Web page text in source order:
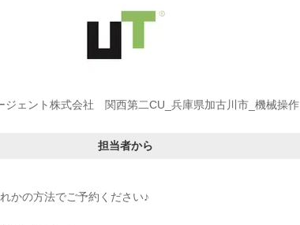
ジェント株式会社 関西第二CU_兵庫県加古川市_機械操作
担当者から
かの方法でご予約ください♪